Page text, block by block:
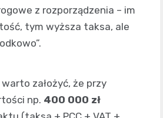
z rozporządzenia – im
tym wyższa taksa, ale
założyć, że przy
np. 400 000 zł